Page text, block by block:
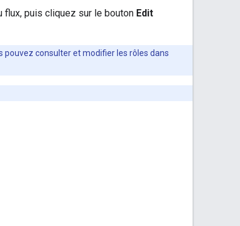
flux, puis cliquez sur le bouton Edit
pouvez consulter et modifier les rôles dans